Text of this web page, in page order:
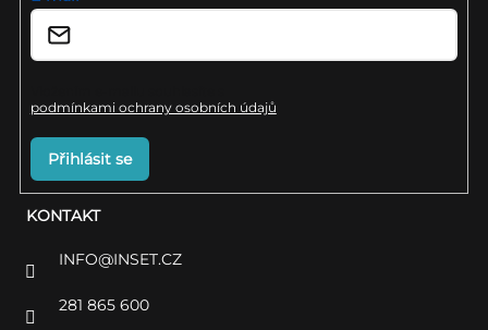
KONTAKT
INFO@INSET.CZ
281 865 600
podmínkami ochrany osobních údajů
Přihlásit se